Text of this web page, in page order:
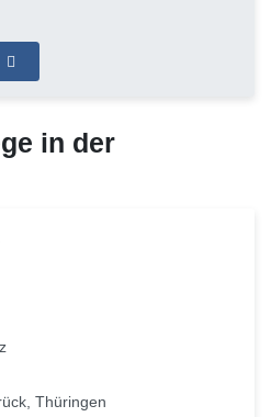
in der
Thüringen